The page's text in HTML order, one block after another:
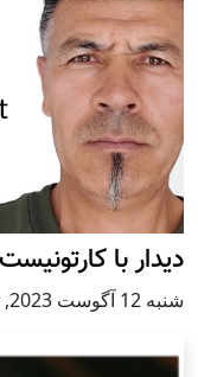
دیدار با
شنبه 12 آگوست 2023 ,